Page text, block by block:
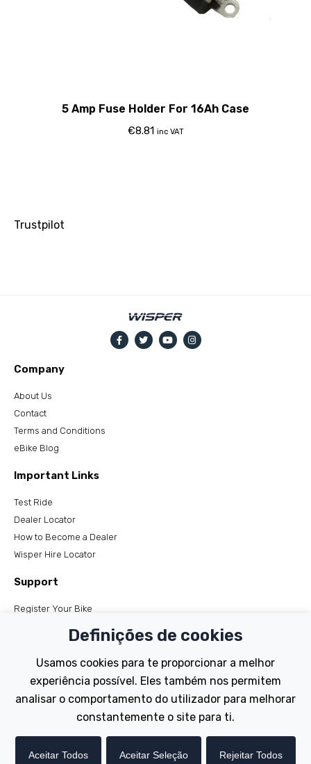
5 Amp Fuse Holder For 16Ah Case
€8.81 inc VAT
Trustpilot
Company
About Us
Contact
Terms and Conditions
eBike Blog
Important Links
Test Ride
Dealer Locator
How to Become a Dealer
Wisper Hire Locator
Support
Register Your Bike
Tutorials
Electric Bikes
Tailwind
Definições de cookies
Usamos cookies para te proporcionar a melhor
experiência possível. Eles também nos permitem
analisar o comportamento do utilizador para melhorar
constantemente o site para ti.
Aceitar Todos Aceitar Seleção Rejeitar Todos